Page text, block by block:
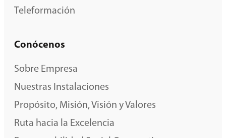
Teleformación
Conócenos
Sobre Empresa
Nuestras Instalaciones
Propósito, Misión, Visión y Valores
Ruta hacia la Excelencia